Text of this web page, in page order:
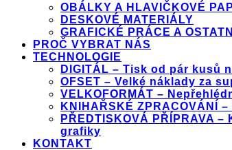
OBÁLKY A HLAVIČKOVÉ
DESKOVÉ MATERIÁLY
GRAFICKÉ PRÁCE A
PROČ VYBRAT NÁS
TECHNOLOGIE
DIGITÁL – Tisk od pár kusů
OFSET – Velké náklady za
VELKOFORMÁT –
KNIHAŘSKÉ ZPRACOVÁNÍ
PŘEDTISKOVÁ PŘÍPRAVA
grafiky
KONTAKT